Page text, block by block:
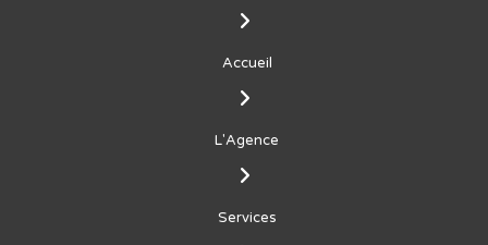
Accueil
L'Agence
Services